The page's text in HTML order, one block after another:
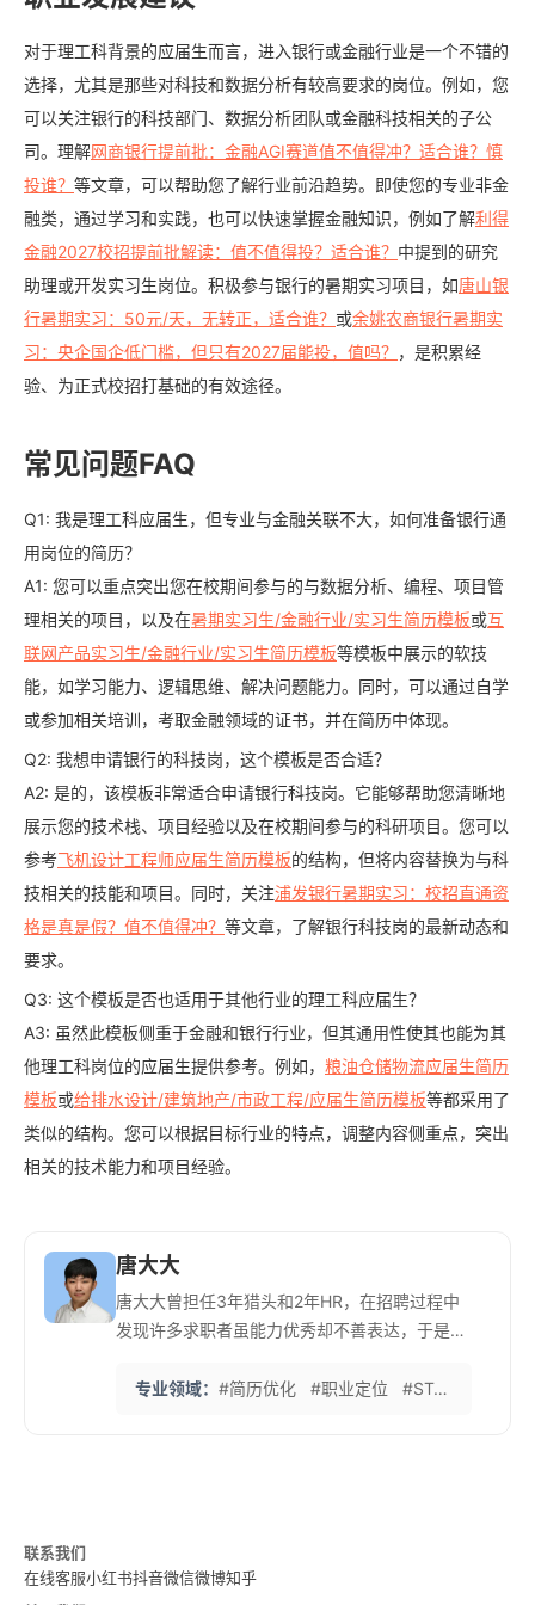
对于理工科背景的应届生而言，进入银行或金融行业是一个不错的
选择，尤其是那些对科技和数据分析有较高要求的岗位。例如，您
可以关注银行的科技部门、数据分析团队或金融科技相关的子公
司。理解网商银行提前批：金融AGI赛道值不值得冲？适合谁？慎
投谁？ 等文章，可以帮助您了解行业前沿趋势。即使您的专业非金
融类，通过学习和实践，也可以快速掌握金融知识，例如了解利得
金融2027校招提前批解读：值不值得投？适合谁？ 中提到的研究
助理或开发实习生岗位。积极参与银行的暑期实习项目，如唐山银
行暑期实习：50元/天，无转正，适合谁？ 或余姚农商银行暑期实
习：央企国企低门槛，但只有2027届能投，值吗？ ，是积累经
验、为正式校招打基础的有效途径。
常见问题FAQ
Q1: 我是理工科应届生，但专业与金融关联不大，如何准备银行通
用岗位的简历？
A1: 您可以重点突出您在校期间参与的与数据分析、编程、项目管
理相关的项目，以及在暑期实习生/金融行业/实习生简历模板或互
联网产品实习生/金融行业/实习生简历模板等模板中展示的软技
能，如学习能力、逻辑思维、解决问题能力。同时，可以通过自学
或参加相关培训，考取金融领域的证书，并在简历中体现。
Q2: 我想申请银行的科技岗，这个模板是否合适？
A2: 是的，该模板非常适合申请银行科技岗。它能够帮助您清晰地
展示您的技术栈、项目经验以及在校期间参与的科研项目。您可以
参考飞机设计工程师应届生简历模板的结构，但将内容替换为与科
技相关的技能和项目。同时，关注浦发银行暑期实习：校招直通资
格是真是假？值不值得冲？ 等文章，了解银行科技岗的最新动态和
要求。
Q3: 这个模板是否也适用于其他行业的理工科应届生？
A3: 虽然此模板侧重于金融和银行行业，但其通用性使其也能为其
他理工科岗位的应届生提供参考。例如， 粮油仓储物流应届生简历
模板或给排水设计/建筑地产/市政工程/应届生简历模板等都采用了
类似的结构。您可以根据目标行业的特点，调整内容侧重点，突出
相关的技术能力和项目经验。
唐大大
唐大大曾担任3年猎头和2年HR，在招聘过程中
发现许多求职者虽能力优秀却不善表达，于是创
量身定制简历，特别是为缺乏工作经验的应届毕
到40-50人，在业内积累了良好口碑。
专业领域： #简历优化 #职业定位 #STAR法则
联系我们
在线客服小红书抖音微信微博知乎